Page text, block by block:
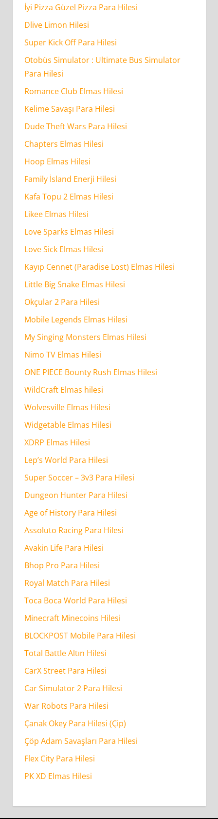
İyi Pizza Güzel Pizza Para Hilesi
Dlive Limon Hilesi
Super Kick Off Para Hilesi
Otobüs Simulator : Ultimate Bus Simulator
Para Hilesi
Romance Club Elmas Hilesi
Kelime Savaşı Para Hilesi
Dude Theft Wars Para Hilesi
Chapters Elmas Hilesi
Hoop Elmas Hilesi
Family İsland Enerji Hilesi
Kafa Topu 2 Elmas Hilesi
Likee Elmas Hilesi
Love Sparks Elmas Hilesi
Love Sick Elmas Hilesi
Kayıp Cennet (Paradise Lost) Elmas Hilesi
Little Big Snake Elmas Hilesi
Okçular 2 Para Hilesi
Mobile Legends Elmas Hilesi
My Singing Monsters Elmas Hilesi
Nimo TV Elmas Hilesi
ONE PIECE Bounty Rush Elmas Hilesi
WildCraft Elmas hilesi
Wolvesville Elmas Hilesi
Widgetable Elmas Hilesi
XDRP Elmas Hilesi
Lep’s World Para Hilesi
Super Soccer – 3v3 Para Hilesi
Dungeon Hunter Para Hilesi
Age of History Para Hilesi
Assoluto Racing Para Hilesi
Avakin Life Para Hilesi
Bhop Pro Para Hilesi
Royal Match Para Hilesi
Toca Boca World Para Hilesi
Minecraft Minecoins Hilesi
BLOCKPOST Mobile Para Hilesi
Total Battle Altın Hilesi
CarX Street Para Hilesi
Car Simulator 2 Para Hilesi
War Robots Para Hilesi
Çanak Okey Para Hilesi (Çip)
Çöp Adam Savaşları Para Hilesi
Flex City Para Hilesi
PK XD Elmas Hilesi